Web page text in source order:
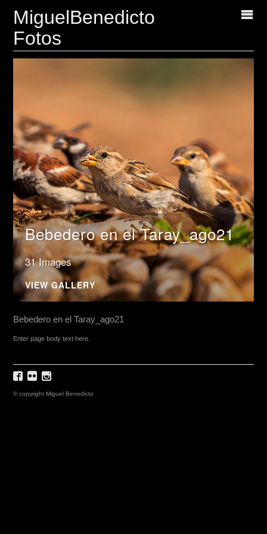
MiguelBenedicto
Fotos
Bebedero en el Taray_ago21
31 Images
VIEW GALLERY
Bebedero en el Taray_ago21
Enter page body text here.
© copyright Miguel Benedicto